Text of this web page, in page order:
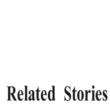
Related Stories